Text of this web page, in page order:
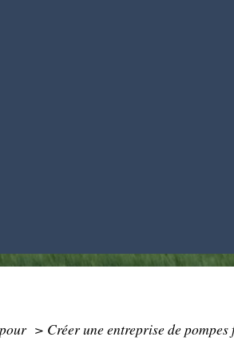
> Créer une entreprise de pompes